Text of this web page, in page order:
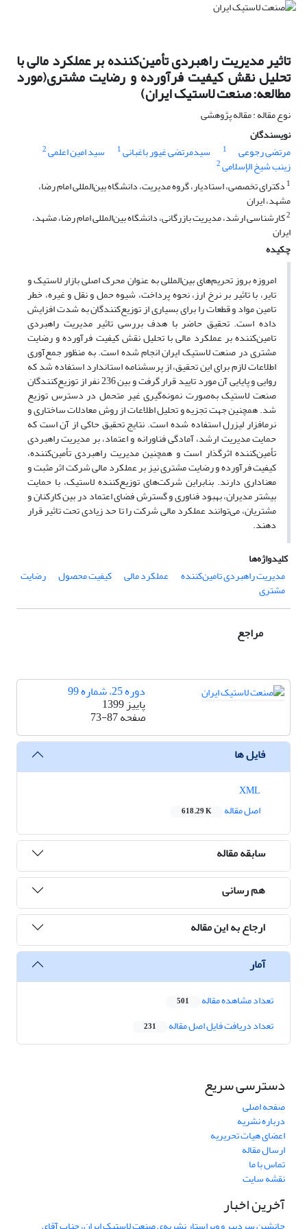
تاثیر مدیریت راهبردی تأمین‌کننده بر عملکرد مالی با
تحلیل نقش کیفیت فرآورده و رضایت مشتری(مورد
مطالعه: صنعت لاستیک ایران)
نوع مقاله : مقاله پژوهشی
نویسندگان
مرتضی رجوعی
1 سیدمرتضی غیور باغبانی1 سید امین اعلمی2
زینب شیخ الإسلامی2
1 دکترای تخصصی، استادیار، گروه مدیریت، دانشگاه بین‌المللی امام رضا،
مشهد، ایران
2کارشناسی ارشد، مدیریت بازرگانی، دانشگاه بین‌المللی امام رضا، مشهد،
ایران
چکیده
امروزه بروز تحریم‌های بین‌المللی به عنوان محرک اصلی بازار لاستیک و
تایر، با تاثیر بر نرخ ارز، نحوه پرداخت، شیوه حمل و نقل و غیره، خطر
تامین مواد و قطعات را برای بسیاری از توزیع‌کنندگان به شدت افزایش
داده است. تحقیق حاضر با هدف بررسی تاثیر مدیریت راهبردی
تامین‌کننده بر عملکرد مالی با تحلیل نقش کیفیت فرآورده و رضایت
مشتری در صنعت لاستیک ایران انجام شده است. به منظور جمع‌آوری
اطلاعات لازم برای این تحقیق، از پرسشنامه‌ استاندارد استفاده شد که
روایی و پایایی آن مورد تایید قرار گرفت و بین 236 نفر از توزیع‌کنندگان
صنعت لاستیک به‌صورت نمونه‌گیری غیر متحمل در دسترس توزیع
شد. همچنین جهت تجزیه و تحلیل اطلاعات از روش معادلات ساختاری و
نرم‎افزار لیزرل استفاده شده است. نتایج تحقیق حاکی از آن است که
حمایت مدیریت ارشد، آمادگی فناورانه و اعتماد، بر مدیریت راهبردی
تأمین‌کننده اثرگذار است و همچنین مدیریت راهبردی تأمین‌کننده،
کیفیت فرآورده و رضایت مشتری نیز بر عملکرد مالی شرکت اثر مثبت و
معناداری دارند. بنابراین شرکت‌های توزیع‌کننده لاستیک، با حمایت
بیشتر مدیران، بهبود فناوری و گسترش فضای اعتماد در بین کارکنان و
مشتریان، می‌توانند عملکرد مالی شرکت را تا حد زیادی تحت تاثیر قرار
دهند.
کلیدواژه‌ها
مدیریت راهبردی تامین‌کننده
عملکرد مالی کیفیت محصول رضایت
مشتری
مراجع
دوره 25، شماره 99
پاییز 1399
صفحه73-87
فایل ها
اصل مقاله
618.29 K
سابقه مقاله
هم رسانی
ارجاع به این مقاله
آمار
تعداد مشاهده مقاله 501
تعداد دریافت فایل اصل مقاله 231
دسترسی سریع
صفحه اصلی
درباره نشریه
اعضای هیات تحریریه
ارسال مقاله
تماس با ما
نقشه سایت
آخرین اخبار